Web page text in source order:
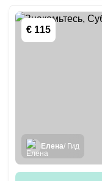
€ 115
Елена/ Гид